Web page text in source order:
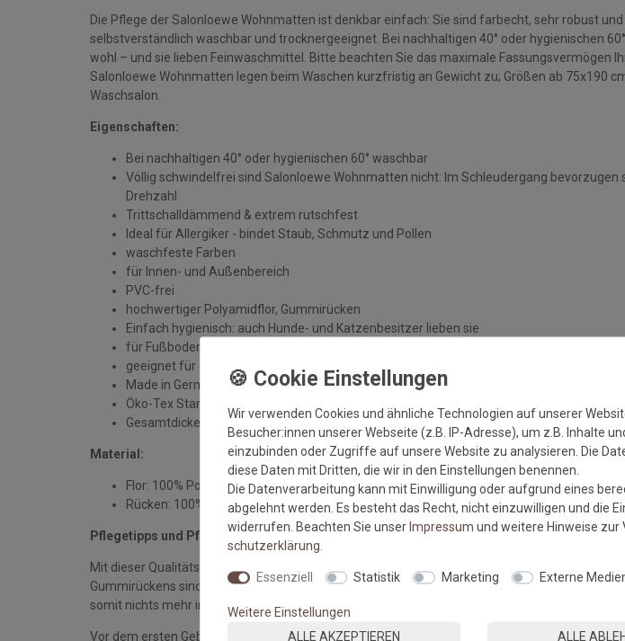
Die Pflege der Salonloewe Wohnmatten ist denkbar einfach: Sie sind farbecht, sehr robust
selbstverständlich waschbar und trocknergeeignet. Bei nachhaltigen 40° oder hygienischen
wohl – und sie lieben Feinwaschmittel. Bitte beachten Sie das maximale Fassungsvermögen
Salonloewe Wohnmatten legen beim Waschen kurzfristig an Gewicht zu; Größen ab 75x190
Waschsalon.
Eigenschaften:
Bei nachhaltigen 40° oder hygienischen 60° waschbar
Völlig schwindelfrei sind Salonloewe Wohnmatten nicht: Im Schleudergang bevorzugen
Drehzahl.
Trittschalldämmend & extrem rutschfest
Ideal für Allergiker - bindet Staub, Schmutz und Pollen
waschfeste Farben
für Innen- und Außenbereich
PVC-frei
hochwertiger Polyamidflor, Gummirücken
Einfach hygienisch: auch Hunde- und Katzenbesitzer lieben sie
für Fußbodenheizung geeignet
geeignet für alle sauberen, trockenen und unbehandelten Böden
Made in Germany
Öko-Tex Standard 100
Gesamtdicke: ca. 7 mm
Material:
Flor: 100% Polyamid
Rücken: 100% Gummi
Pflegetipps und Pflegehinweise:
Mit dieser Qualitätsmatte sichern Sie sich waschbare Fußmatten, die zu 100% PVC-frei sind.
Gummirückens sind die Fußmatten absolut ruschfest. Einem sicheren Gebrauch auch auf
somit nichts mehr im Wege.
Vor dem ersten Gebrauch waschen Sie die Fußmatte separat bei angegebener Temperatur
Wir verwenden Cookies und ähnliche Technologien auf unserer
Besucher:innen unserer Webseite (z.B. IP-Adresse), um z.B. Inhalte
einzubinden oder Zugriffe auf unsere Website zu analysieren. Die
diese Daten mit Dritten, die wir in den Einstellungen benennen.
Die Datenverarbeitung kann mit Einwilligung oder aufgrund eines
abgelehnt werden. Es besteht das Recht, nicht einzuwilligen und die
widerrufen. Beachten Sie unserImpressum und weitere Hinweise zur
schutz­erklärung
Essenziell Statistik Marketing Externe
Weitere Einstellungen
ALLE AKZEPTIEREN
ALLE